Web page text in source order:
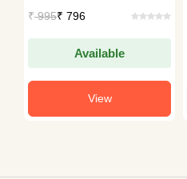
₹995₹ 796
Available
View